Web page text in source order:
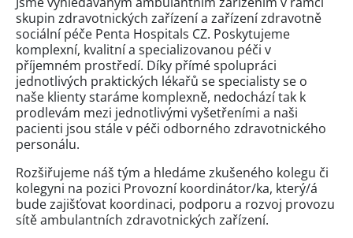
skupin zdravotnických zařízení a zařízení zdravotně
sociální péče Penta Hospitals CZ. Poskytujeme
komplexní, kvalitní a specializovanou péči v
příjemném prostředí. Díky přímé spolupráci
jednotlivých praktických lékařů se specialisty se o
naše klienty staráme komplexně, nedochází tak k
prodlevám mezi jednotlivými vyšetřeními a naši
pacienti jsou stále v péči odborného zdravotnického
personálu.
Rozšiřujeme náš tým a hledáme zkušeného kolegu či
kolegyni na pozici Provozní koordinátor/ka, který/á
bude zajišťovat koordinaci, podporu a rozvoj provozu
sítě ambulantních zdravotnických zařízení.